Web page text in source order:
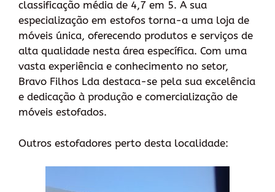
classificação média de 4,7 em 5. A sua
especialização em estofos torna-a uma loja de
móveis única, oferecendo produtos e serviços de
alta qualidade nesta área específica. Com uma
vasta experiência e conhecimento no setor,
Bravo Filhos Lda destaca-se pela sua excelência
e dedicação à produção e comercialização de
móveis estofados.
Outros estofadores perto desta localidade: